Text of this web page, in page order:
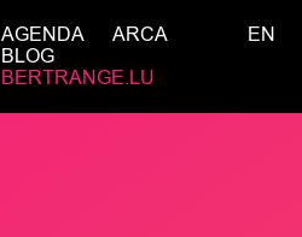
AGENDA
ARCA
BLOG
BERTRANGE.LU
EN